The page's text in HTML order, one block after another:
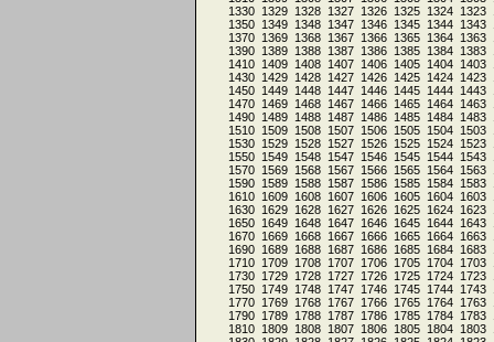
1323
1324
1325
1326
1327
1328
1329
1330
1343
1344
1345
1346
1347
1348
1349
1350
1363
1364
1365
1366
1367
1368
1369
1370
1383
1384
1385
1386
1387
1388
1389
1390
1403
1404
1405
1406
1407
1408
1409
1410
1423
1424
1425
1426
1427
1428
1429
1430
1443
1444
1445
1446
1447
1448
1449
1450
1463
1464
1465
1466
1467
1468
1469
1470
1483
1484
1485
1486
1487
1488
1489
1490
1503
1504
1505
1506
1507
1508
1509
1510
1523
1524
1525
1526
1527
1528
1529
1530
1543
1544
1545
1546
1547
1548
1549
1550
1563
1564
1565
1566
1567
1568
1569
1570
1583
1584
1585
1586
1587
1588
1589
1590
1603
1604
1605
1606
1607
1608
1609
1610
1623
1624
1625
1626
1627
1628
1629
1630
1643
1644
1645
1646
1647
1648
1649
1650
1663
1664
1665
1666
1667
1668
1669
1670
1683
1684
1685
1686
1687
1688
1689
1690
1703
1704
1705
1706
1707
1708
1709
1710
1723
1724
1725
1726
1727
1728
1729
1730
1743
1744
1745
1746
1747
1748
1749
1750
1763
1764
1765
1766
1767
1768
1769
1770
1783
1784
1785
1786
1787
1788
1789
1790
1803
1804
1805
1806
1807
1808
1809
1810